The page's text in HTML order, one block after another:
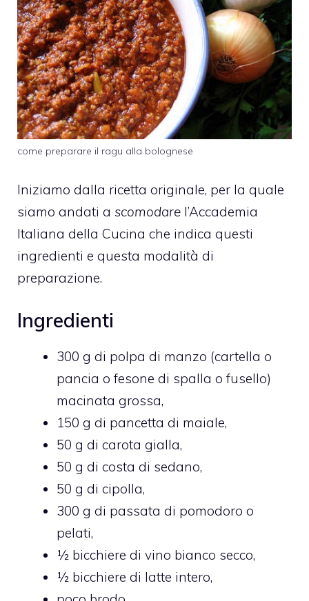
come preparare il ragu alla bolognese
Iniziamo dalla ricetta originale, per la quale
siamo andati a scomodare l’Accademia
Italiana della Cucina che indica questi
ingredienti e questa modalità di
preparazione.
Ingredienti
300 g di polpa di manzo (cartella o
pancia o fesone di spalla o fusello)
macinata grossa,
150 g di pancetta di maiale,
50 g di carota gialla,
50 g di costa di sedano,
50 g di cipolla,
300 g di passata di pomodoro o
pelati,
½ bicchiere di vino bianco secco,
½ bicchiere di latte intero,